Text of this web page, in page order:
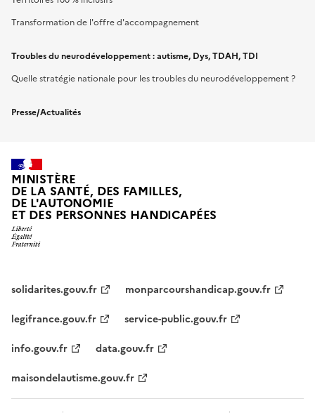
Transformation de l'offre d'accompagnement
Troubles du neurodéveloppement : autisme, Dys, TDAH, TDI
Quelle stratégie nationale pour les troubles du neurodéveloppement ?
Presse/Actualités
MINISTÈRE
DE LA SANTÉ, DES FAMILLES,
DE L'AUTONOMIE
ET DES PERSONNES HANDICAPÉES
solidarites.gouv.fr
monparcourshandicap.gouv.fr
legifrance.gouv.fr
service-public.gouv.fr
info.gouv.fr
data.gouv.fr
maisondelautisme.gouv.fr